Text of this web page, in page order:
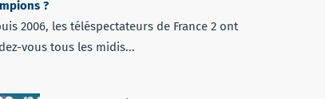
?
2006, les téléspectateurs de France 2 ont
vous tous les midis...